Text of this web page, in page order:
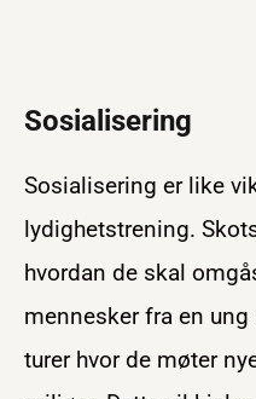
Sosialisering
Sosialisering er like
lydighetstrening.
hvordan de skal
mennesker fra en
turer hvor de møter